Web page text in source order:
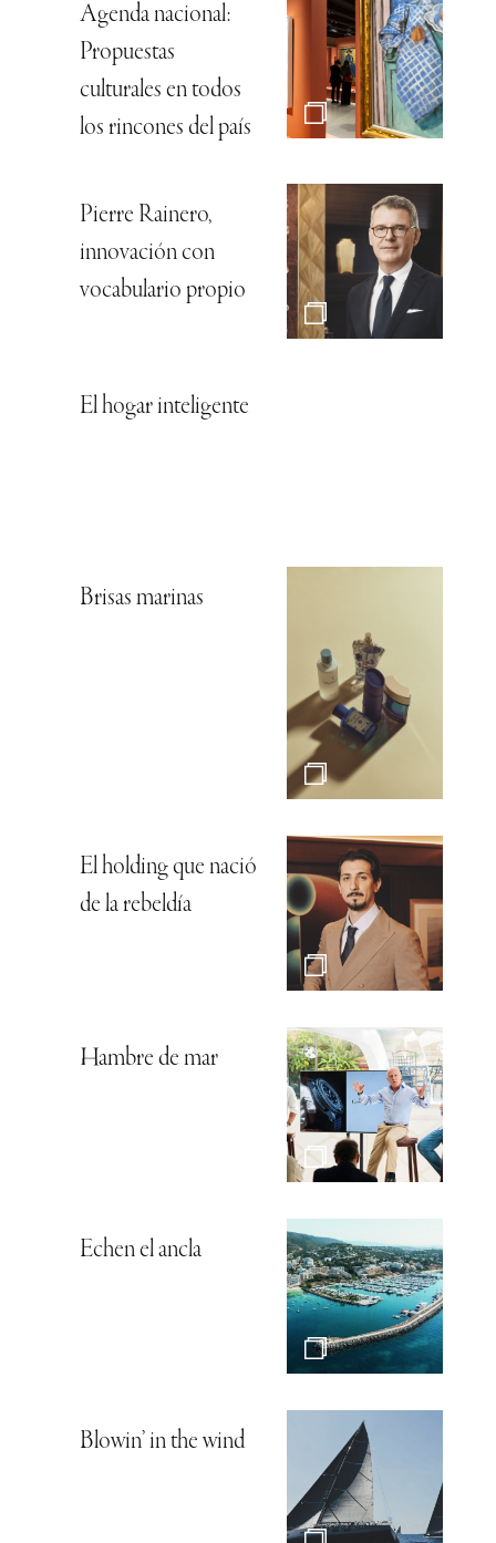
Agenda nacional:
Propuestas
culturales en todos
los rincones del país
Pierre Rainero,
innovación con
vocabulario propio
El hogar inteligente
Brisas marinas
El holding que nació
de la rebeldía
Hambre de mar
Echen el ancla
Blowin’ in the wind